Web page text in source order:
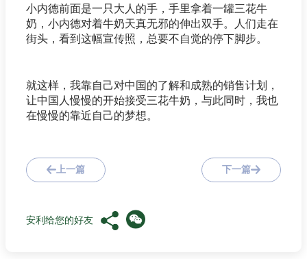
小内德前面是一只大人的手，手里拿着一罐三花牛
奶，小内德对着牛奶天真无邪的伸出双手。人们走在
街头，看到这幅宣传照，总要不自觉的停下脚步。
就这样，我靠自己对中国的了解和成熟的销售计划，
让中国人慢慢的开始接受三花牛奶，与此同时，我也
在慢慢的靠近自己的梦想。
上一篇 下一篇
安利给您的好友